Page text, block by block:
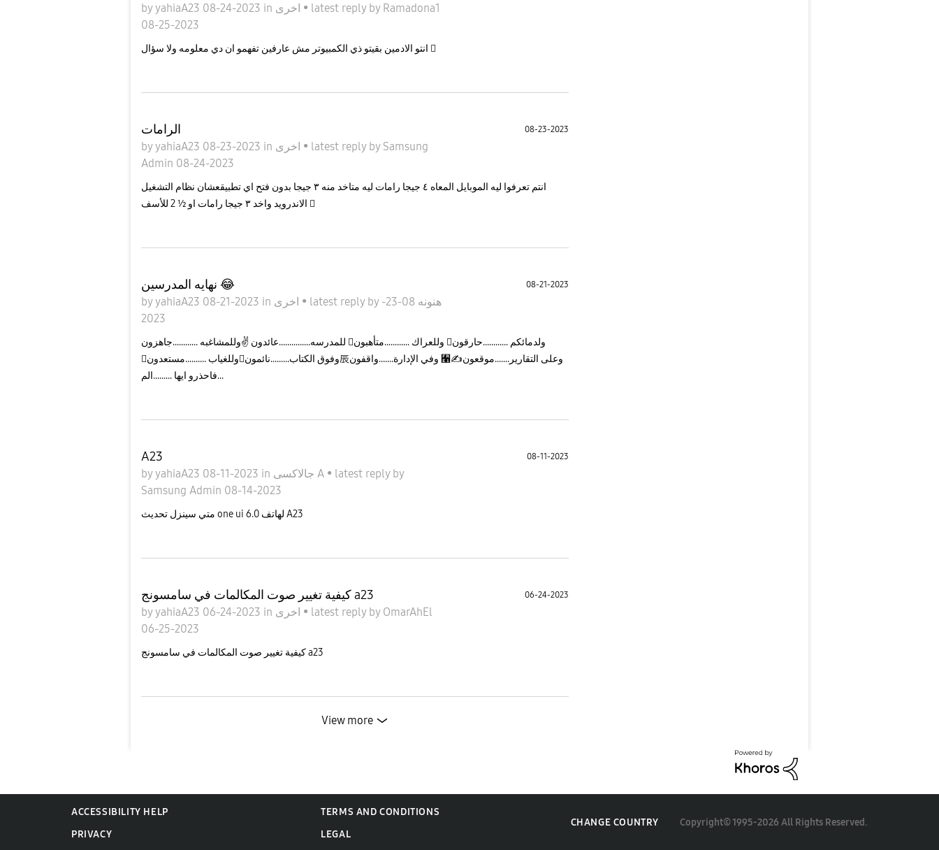
byyahiaA23 08-24-2023 in • latest reply by Ramadona1
08-25-2023
انتو الادمين بقيتو ذي الكمبيوتر مش عارفين تفهمو ان دي معلومه ولا سؤال 
الرامات
byyahiaA23 08-23-2023 in • latest reply by Samsung
Admin 08-24-2023
08-23-2023
انتم تعرفوا ليه الموبايل المعاه ٤ جيجا رامات ليه متاخد منه ٣ جيجا بدون فتح اي تطبيقعشان نظام التشغيل
الاندرويد واخد ٣ جيجا رامات او ½ 2 للأسف 
نهايه المدرسين 😂
byyahiaA23 08-21-2023 in • latest reply by هنونه
08-23-
2023
08-21-2023
للمدرسه...............عائدون ✌️وللمشاغبه ............جاهزون وللعراك ............متأهبون ولدمائكم ............حارقون
وللغياب ..........مستعدونوفوق الكتاب.........نائمون辰وفي الإدارة.......واقفون 﫡وعلى التقارير.......موقعون✍️
فاحذرو ايها .........الم...
A23
byyahiaA23 08-11-2023 in جالاكسى A • latest reply by
Samsung Admin 08-14-2023
08-11-2023
متي سينزل تحديث one ui 6.0 لهاتف A23
كيفية تغيير صوت المكالمات في سامسونج a23
byyahiaA23 06-24-2023 in • latest reply by OmarAhEl
06-25-2023
06-24-2023
كيفية تغيير صوت المكالمات في سامسونج a23
View more
ACCESSIBILITY HELP
TERMS AND CONDITIONS
PRIVACY
LEGAL
CHANGE COUNTRY Copyright© 1995-2026 All Rights Reserved.